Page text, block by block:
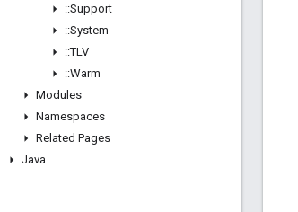
::Support
::System
::TLV
::Warm
Modules
Namespaces
Related Pages
Java